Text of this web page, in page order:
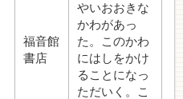
福音館
書店
やいおおきな
かわがあっ
た。このかわ
にはしをかけ
ることになっ
ただいく。こ